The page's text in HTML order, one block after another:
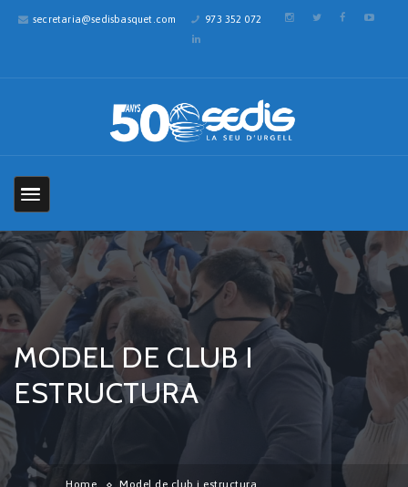
secretaria@sedisbasquet.com 973 352 072
MODEL DE CLUB I
ESTRUCTURA